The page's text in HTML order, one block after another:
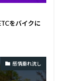
をバイクに
感情垂れ流し